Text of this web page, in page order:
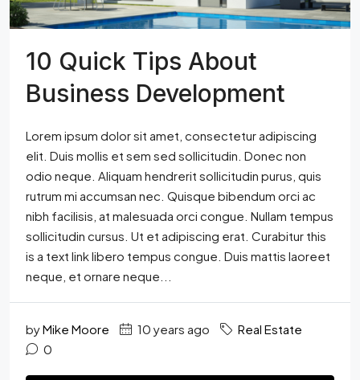
10 Quick Tips About
Business Development
Lorem ipsum dolor sit amet, consectetur adipiscing
elit. Duis mollis et sem sed sollicitudin. Donec non
odio neque. Aliquam hendrerit sollicitudin purus, quis
rutrum mi accumsan nec. Quisque bibendum orci ac
nibh facilisis, at malesuada orci congue. Nullam tempus
sollicitudin cursus. Ut et adipiscing erat. Curabitur this
is a text link libero tempus congue. Duis mattis laoreet
neque, et ornare neque...
byMike Moore 10 years ago
Real Estate
0